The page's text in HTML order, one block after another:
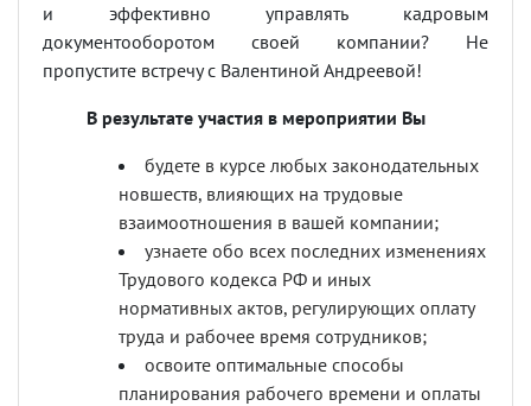
и эффективно управлять кадровым
документооборотом своей компании? Не
пропустите встречу с Валентиной Андреевой!
В результате участия в мероприятии Вы
будете в курсе любых законодательных
новшеств, влияющих на трудовые
взаимоотношения в вашей компании;
узнаете обо всех последних изменениях
Трудового кодекса РФ и иных
нормативных актов, регулирующих оплату
труда и рабочее время сотрудников;
освоите оптимальные способы
планирования рабочего времени и оплаты